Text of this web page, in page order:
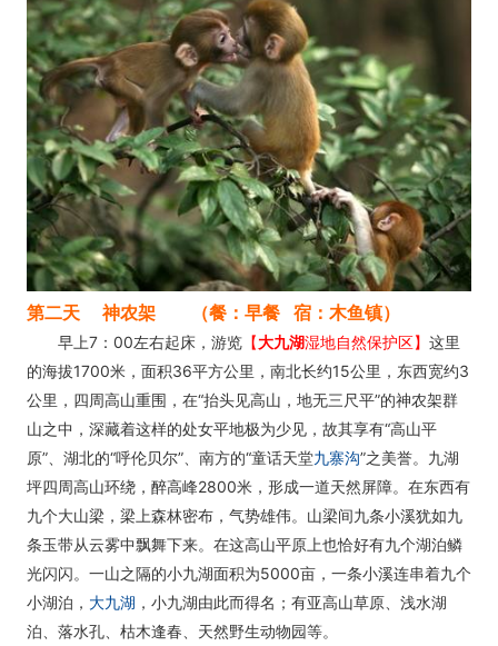
第二天 神农架 （餐：早餐 宿：木鱼镇）
早上7：00左右起床，游览 【大九湖湿地自然保护区】 这里
的海拔1700米，面积36平方公里，南北长约15公里，东西宽约3
公里，四周高山重围，在“抬头见高山，地无三尺平”的神农架群
山之中，深藏着这样的处女平地极为少见，故其享有“高山平
原”、湖北的“呼伦贝尔”、南方的“童话天堂九寨沟”之美誉。九湖
坪四周高山环绕，醉高峰2800米，形成一道天然屏障。在东西有
九个大山梁，梁上森林密布，气势雄伟。山梁间九条小溪犹如九
条玉带从云雾中飘舞下来。在这高山平原上也恰好有九个湖泊鳞
光闪闪。一山之隔的小九湖面积为5000亩，一条小溪连串着九个
小湖泊， 大九湖 ，小九湖由此而得名；有亚高山草原、浅水湖
泊、落水孔、枯木逢春、天然野生动物园等。